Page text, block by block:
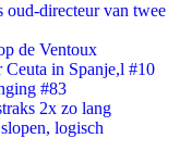
directeur van twee
de Ventoux
Ceuta in Spanje,l #10
#83
2x zo lang
logisch